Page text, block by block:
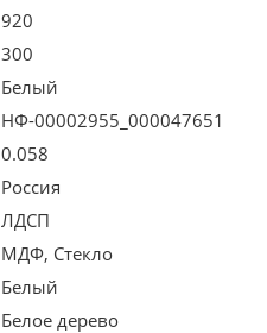
920
300
Белый
НФ-00002955_000047651
0.058
Россия
ЛДСП
МДФ, Стекло
Белый
Белое дерево